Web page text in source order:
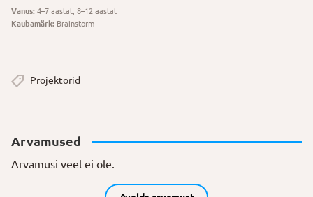
Vanus: 4–7 aastat, 8–12 aastat
Kaubamärk: Brainstorm
Projektorid
Arvamused
Arvamusi veel ei ole.